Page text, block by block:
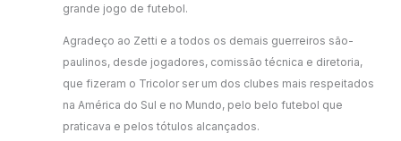
grande jogo de futebol.
Agradeço ao Zetti e a todos os demais guerreiros são-
paulinos, desde jogadores, comissão técnica e diretoria,
que fizeram o Tricolor ser um dos clubes mais respeitados
na América do Sul e no Mundo, pelo belo futebol que
praticava e pelos tótulos alcançados.